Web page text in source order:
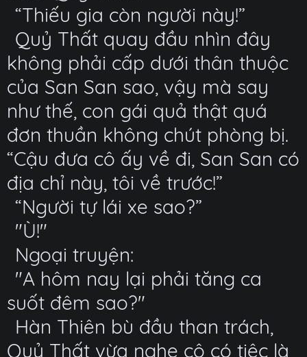
“Thiếu gia còn người này!”
Quỷ Thất quay đầu nhìn đây
không phải cấp dưới thân thuộc
của San San sao, vậy mà say
như thế, con gái quả thật quá
đơn thuần không chút phòng bị.
“Cậu đưa cô ấy về đi, San San có
địa chỉ này, tôi về trước!”
“Người tự lái xe sao?”
"Ù!"
Ngoại truyện:
"A hôm nay lại phải tăng ca
suốt đêm sao?"
Hàn Thiên bù đầu than trách,
Quỷ Thất vừa nghe cô có tiệc là